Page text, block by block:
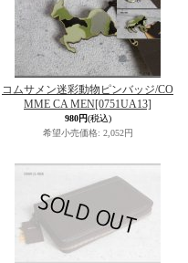
コムサメン迷彩動物ピンバッジ/CO
MME CA MEN[0751UA13]
980円(税込)
希望小売価格: 2,052円